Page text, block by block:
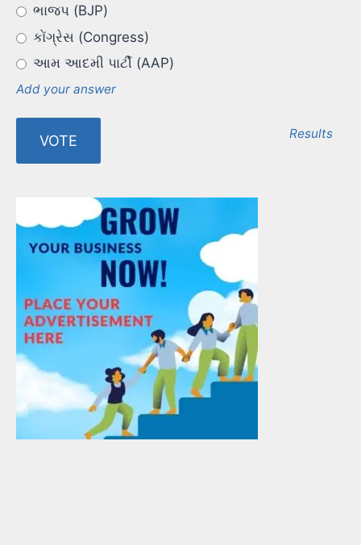
ભાજપ (BJP)
કોંગ્રેસ (Congress)
આમ આદમી પાર્ટી (AAP)
Add your answer
Results